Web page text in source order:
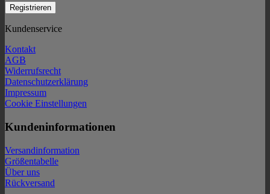
Kundenservice
Kontakt
AGB
Widerrufsrecht
Datenschutzerklärung
Impressum
Cookie Einstellungen
Kundeninformationen
Versandinformation
Größentabelle
Über uns
Rückversand